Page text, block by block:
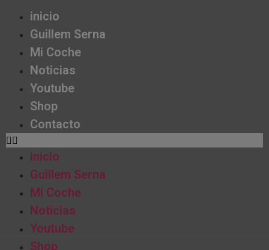
inicio
Guillem Serna
Mi Coche
Noticias
Youtube
Shop
Contacto
inicio
Guillem Serna
Mi Coche
Noticias
Youtube
Shop